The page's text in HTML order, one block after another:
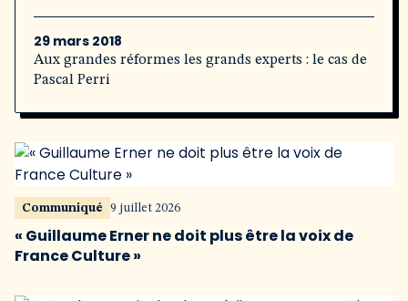
29 mars 2018
Aux grandes réformes les grands experts : le cas de
Pascal Perri
Communiqué 9 juillet 2026
« Guillaume Erner ne doit plus être la voix de
France Culture »